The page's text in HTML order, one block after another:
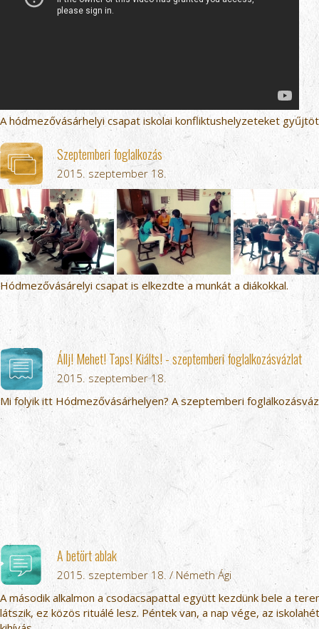
A hódmezővásárhelyi csapat iskolai konfliktushelyzeteket
Szeptemberi foglalkozás
2015. szeptember 18.
Hódmezővásárelyi csapat is elkezdte a munkát a diákokkal.
Állj! Mehet! Taps! Kiálts! - szeptemberi foglalkozásvázlat
2015. szeptember 18.
Mi folyik itt Hódmezővásárhelyen? A szeptemberi
A betört ablak
2015. szeptember 18. / Németh Ági
A második alkalmon a csodacsapattal együtt kezdünk bele a
látszik, ez közös rituálé lesz. Péntek van, a nap vége, az